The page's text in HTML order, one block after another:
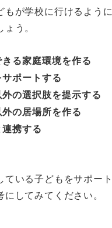
もが学校に行けるよう
う。
る家庭環境を作る
ポートする
の選択肢を提示する
の居場所を作る
携する
ている子どもをサポー
にしてみてください。